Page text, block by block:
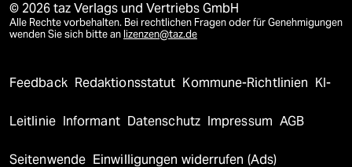
© 2026 taz Verlags und Vertriebs GmbH
Alle Rechte vorbehalten. Bei rechtlichen Fragen oder für Genehmigungen
wenden Sie sich bitte an lizenzen@taz.de
Feedback Redaktionsstatut Kommune-Richtlinien KI-
Leitlinie Informant Datenschutz Impressum AGB
Seitenwende Einwilligungen widerrufen (Ads)